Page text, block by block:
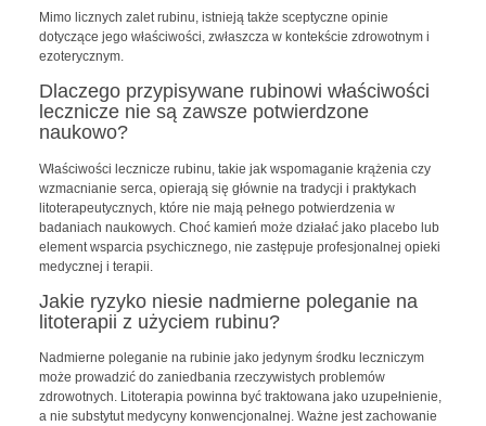
Mimo licznych zalet rubinu, istnieją także sceptyczne opinie
dotyczące jego właściwości, zwłaszcza w kontekście zdrowotnym i
ezoterycznym.
Dlaczego przypisywane rubinowi właściwości
lecznicze nie są zawsze potwierdzone
naukowo?
Właściwości lecznicze rubinu, takie jak wspomaganie krążenia czy
wzmacnianie serca, opierają się głównie na tradycji i praktykach
litoterapeutycznych, które nie mają pełnego potwierdzenia w
badaniach naukowych. Choć kamień może działać jako placebo lub
element wsparcia psychicznego, nie zastępuje profesjonalnej opieki
medycznej i terapii.
Jakie ryzyko niesie nadmierne poleganie na
litoterapii z użyciem rubinu?
Nadmierne poleganie na rubinie jako jedynym środku leczniczym
może prowadzić do zaniedbania rzeczywistych problemów
zdrowotnych. Litoterapia powinna być traktowana jako uzupełnienie,
a nie substytut medycyny konwencjonalnej. Ważne jest zachowanie